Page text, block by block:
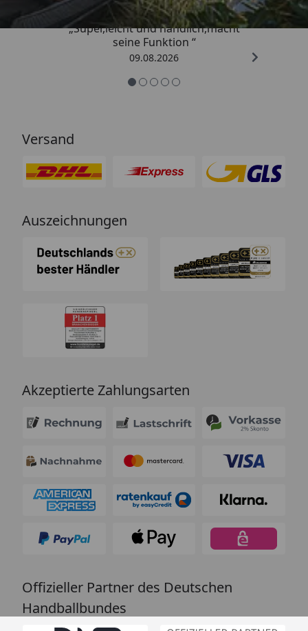
„Super,leicht und handlich,macht
seine Funktion “
09.08.2026
Versand
Auszeichnungen
Akzeptierte Zahlungsarten
Offizieller Partner des Deutschen
Handballbundes